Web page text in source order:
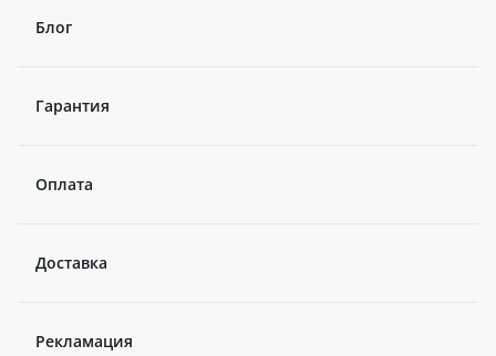
Блог
Гарантия
Оплата
Доставка
Рекламация